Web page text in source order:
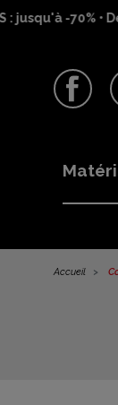
: jusqu'à -70%
Accueil